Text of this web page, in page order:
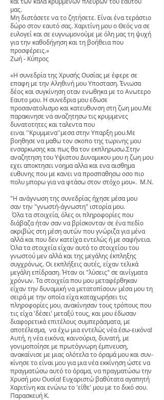
μας.
Μη διστάσετε να το ζητήσετε. Είναι ένα τεράστιο
δώρο στον εαυτό σας. Χαριτίνη μου ο Θεός να σε
ευλογεί και σε ευγνωμονούμε με όλη μας τη ψυχή
για την καθοδήγηση και τη βοήθεια που
προσφέρεις.»
Ζωή - Κύπρος
«Η συνεδρία της Χρυσής Ουσίας με έφερε σε
επαφη με την Αληθινή μου Υποσταση. Ένιωσα
δέος και συγκίνηση οταν ενωθηκα με το Ανωτερο
Εαυτο μου. Η συνεδρια μου εδωσε
προσανατολισμο και κατευθυνση στη ζωη μου.Με
παρακινησε να αναζητησω τις κρυμμενες
δυνατοτητες και ταλεντα που
ειναι ''Κρυμμενα''μεσα στην Υπαρξη μου.Με
βοηθησε να μαθω τον σκοπο της τωρινης μου
ενσαρκωσης και πως θα τον εκπληρωσω.Στην
αναζητηση του Υψιστου Δυναμικου μου η ζωη μου
εχει αποκτησει νοημα αλλα και ενα αισθημα
ευθυνης που με κανει να προσπαθησω οσο πιο
πολυ μπορω για να φτάσω στον στόχο μου». Μ.Ν.
"Η ανάγνωση της συνεδρίας ήχησε μέσα μου
σαν την "γνωστή-άγνωστη" ιστορία μου.
Όλα τα στοιχεία, όλες οι πληροφορίες που
διάβαζα ήταν σαν να βρίσκονταν σε ένα πεδίο
ακριβώς στη μέση αυτών που γνώριζα για μένα
αλλά και που δεν κατείχα εντελώς ή με σαφήνεια.
Όλα τα στοιχεία είχαν αυτό το στοιχείου του
γνωστού μεν αλλά και της μεγάλης έκπληξης
συγχρόνως. Οι εκπλήξεις αυτές, είχαν τελικά
μεγάλη επίδραση. Ήταν οι "λύσεις" σε αινίγματα
χρόνων. Τα στοιχεία που μου μεταφέρθηκαν
είχαν την δυναμική να μετατοπίσουν μέσα μου τη
σειρά με την οποία είχα καταχωρήσει τις
πληροφορίες μου, ανακίνησαν τους τρόπους που
τις είχα 'δέσει' μεταξύ τους, και μου έδωσαν
διαφορετικά επιτέλους συμπεράσματα, με
αποτέλεσμα, να έχω μια εντελώς νέα έσω-εικόνα!
Αυτή, η νέα εικόνα, καινούρια, δυνατή, με
γονιμοποίησε με πρωτόγνωρη έμπνευση,
ανακαίνισε με μιας ολότελα το όραμά μου και συν-
κίνησε το είναι μου για μια νέα εκκίνηση ώστε να
πραγματώσω αυτό το όραμα, να πραγματώσω την
Χρυσή μου Ουσία! Ευχαριστώ βαθύτατα αγαπητή
Χαριτίνη και ενώνω το 'είθε' μου με το δικό σου.
Παρασκευή Κ.